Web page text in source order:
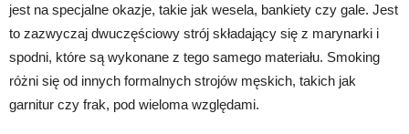
jest na specjalne okazje, takie jak wesela, bankiety czy gale. Jest
to zazwyczaj dwuczęściowy strój składający się z marynarki i
spodni, które są wykonane z tego samego materiału. Smoking
różni się od innych formalnych strojów męskich, takich jak
garnitur czy frak, pod wieloma względami.